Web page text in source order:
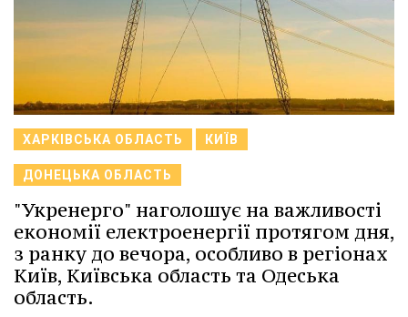
ХАРКІВСЬКА ОБЛАСТЬ КИЇВ
ДОНЕЦЬКА ОБЛАСТЬ
"Укренерго" наголошує на важливості
економії електроенергії протягом дня,
з ранку до вечора, особливо в регіонах
Київ, Київська область та Одеська
область.